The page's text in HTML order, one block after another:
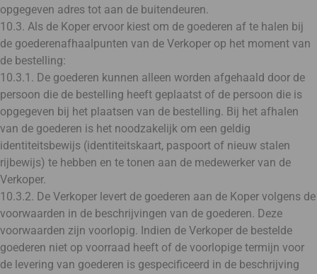
opgegeven adres tot aan de buitendeuren.
10.3. Als de Koper ervoor kiest om de goederen af te halen bij
de goederenafhaalpunten van de Verkoper op het moment van
de bestelling:
10.3.1. De goederen kunnen alleen worden afgehaald door de
persoon die de bestelling heeft geplaatst of de persoon die is
opgegeven bij het plaatsen van de bestelling. Bij het afhalen
van de goederen is het noodzakelijk om een geldig
identiteitsbewijs (identiteitskaart, paspoort of nieuw stalen
rijbewijs) te hebben en te tonen aan de medewerker van de
Verkoper.
10.3.2. De Verkoper levert de goederen aan de Koper volgens de
voorwaarden in de beschrijvingen van de goederen. Deze
voorwaarden zijn voorlopig. Indien de Verkoper de bestelde
goederen niet op voorraad heeft of de voorlopige termijn voor
de levering van goederen is gespecificeerd in de beschrijving